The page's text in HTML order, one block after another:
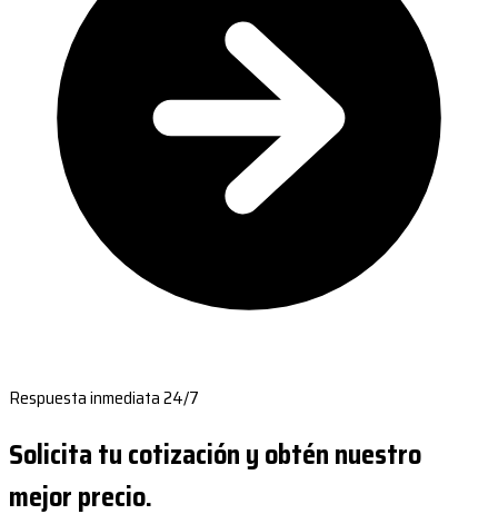
Respuesta inmediata 24/7
Solicita tu cotización y obtén nuestro
mejor precio.